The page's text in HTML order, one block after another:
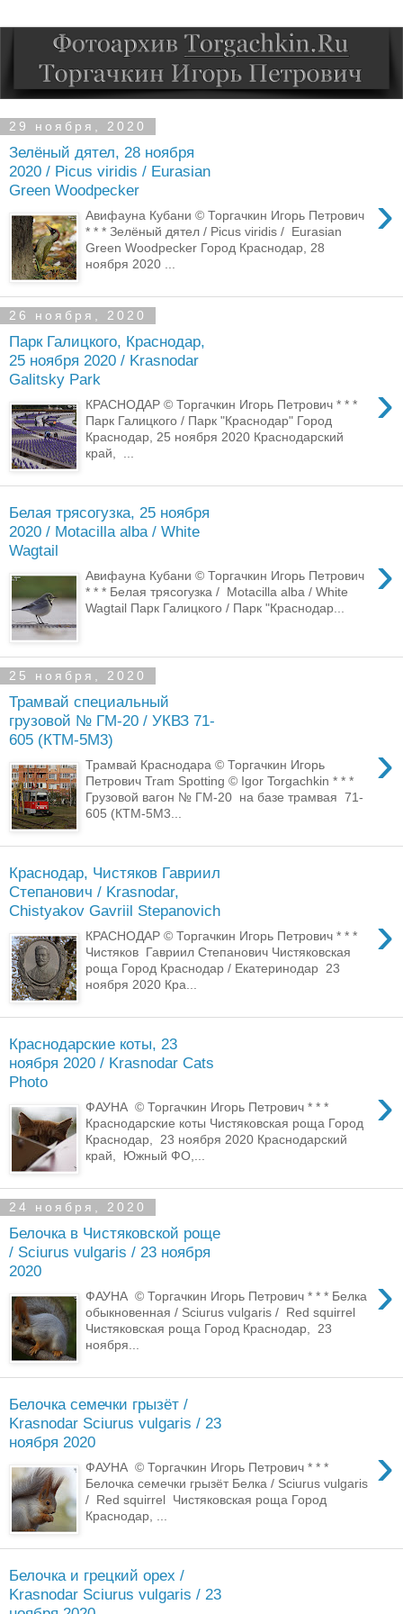
29 ноября, 2020
Зелёный дятел, 28 ноября
2020 / Picus viridis / Eurasian
Green Woodpecker
›
Авифауна Кубани © Торгачкин Игорь Петрович
* * * Зелёный дятел / Picus viridis / Eurasian
Green Woodpecker Город Краснодар, 28
ноября 2020 ...
26 ноября, 2020
Парк Галицкого, Краснодар,
25 ноября 2020 / Krasnodar
Galitsky Park
›
КРАСНОДАР © Торгачкин Игорь Петрович * * *
Парк Галицкого / Парк "Краснодар" Город
Краснодар, 25 ноября 2020 Краснодарский
край, ...
Белая трясогузка, 25 ноября
2020 / Motacilla alba / White
Wagtail
›
Авифауна Кубани © Торгачкин Игорь Петрович
* * * Белая трясогузка / Motacilla alba / White
Wagtail Парк Галицкого / Парк "Краснодар...
25 ноября, 2020
Трамвай специальный
грузовой № ГМ-20 / УКВЗ 71-
605 (КТМ-5М3)
›
Трамвай Краснодара © Торгачкин Игорь
Петрович Tram Spotting © Igor Torgachkin * * *
Грузовой вагон № ГМ-20 на базе трамвая 71-
605 (КТМ-5М3...
Краснодар, Чистяков Гавриил
Степанович / Krasnodar,
Chistyakov Gavriil Stepanovich
›
КРАСНОДАР © Торгачкин Игорь Петрович * * *
Чистяков Гавриил Степанович Чистяковская
роща Город Краснодар / Екатеринодар 23
ноября 2020 Кра...
Краснодарские коты, 23
ноября 2020 / Krasnodar Cats
Photo
›
ФАУНА © Торгачкин Игорь Петрович * * *
Краснодарские коты Чистяковская роща Город
Краснодар, 23 ноября 2020 Краснодарский
край, Южный ФО,...
24 ноября, 2020
Белочка в Чистяковской роще
/ Sciurus vulgaris / 23 ноября
2020
›
ФАУНА © Торгачкин Игорь Петрович * * * Белка
обыкновенная / Sciurus vulgaris / Red squirrel
Чистяковская роща Город Краснодар, 23
ноября...
Белочка семечки грызёт /
Krasnodar Sciurus vulgaris / 23
ноября 2020
›
ФАУНА © Торгачкин Игорь Петрович * * *
Белочка семечки грызёт Белка / Sciurus vulgaris
/ Red squirrel Чистяковская роща Город
Краснодар, ...
Белочка и грецкий орех /
Krasnodar Sciurus vulgaris / 23